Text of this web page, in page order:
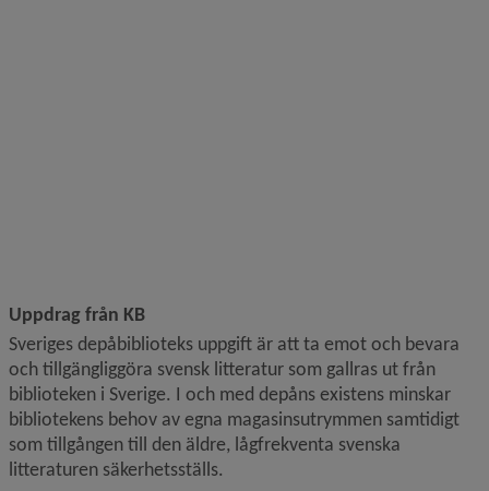
Uppdrag från KB
Sveriges depåbiblioteks uppgift är att ta emot och bevara
och tillgängliggöra svensk litteratur som gallras ut från
biblioteken i Sverige. I och med depåns existens minskar
bibliotekens behov av egna magasinsutrymmen samtidigt
som tillgången till den äldre, lågfrekventa svenska
litteraturen säkerhetsställs.